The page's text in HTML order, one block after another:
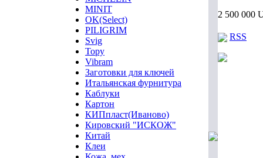
MINIT
OK(Select)
PILIGRIM
Svig
Topy
Vibram
Заготовки для ключей
Итальянская фурнитура
Каблуки
Картон
КИПпласт(Иваново)
Кировский "ИСКОЖ"
Китай
Клеи
2 500 000
RSS